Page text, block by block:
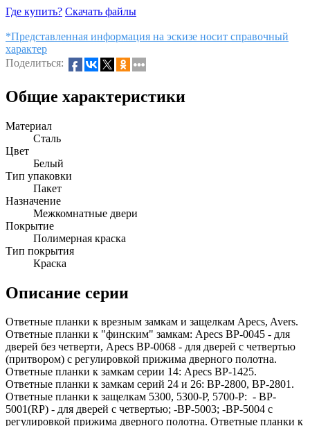
Где купить? Скачать файлы
*Представленная информация на эскизе носит справочный
характер
Поделиться:
Общие характеристики
Материал
Сталь
Цвет
Белый
Тип упаковки
Пакет
Назначение
Межкомнатные двери
Покрытие
Полимерная краска
Тип покрытия
Краска
Описание серии
Ответные планки к врезным замкам и защелкам Apecs, Avers.
Ответные планки к "финским" замкам: Apecs BP-0045 - для
дверей без четверти, Apecs BP-0068 - для дверей с четвертью
(притвором) с регулировкой прижима дверного полотна.
Ответные планки к замкам серии 14: Apecs BP-1425.
Ответные планки к замкам серий 24 и 26: BP-2800, BP-2801.
Ответные планки к защелкам 5300, 5300-P, 5700-P: - BP-
5001(RP) - для дверей с четвертью; -ВР-5003; -ВР-5004 с
регулировкой прижима дверного полотна. Ответные планки к